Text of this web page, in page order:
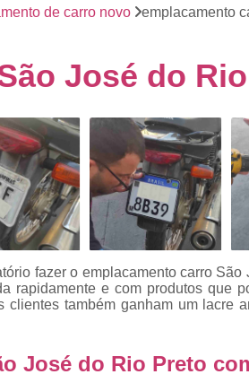
Emplacamento
Emplacamento do
Emplacamento
de carro novo emplacamento
José do
fazer o emplacamento carro São
rapidamente e com produtos que
também ganham um lacre
José do Rio Preto